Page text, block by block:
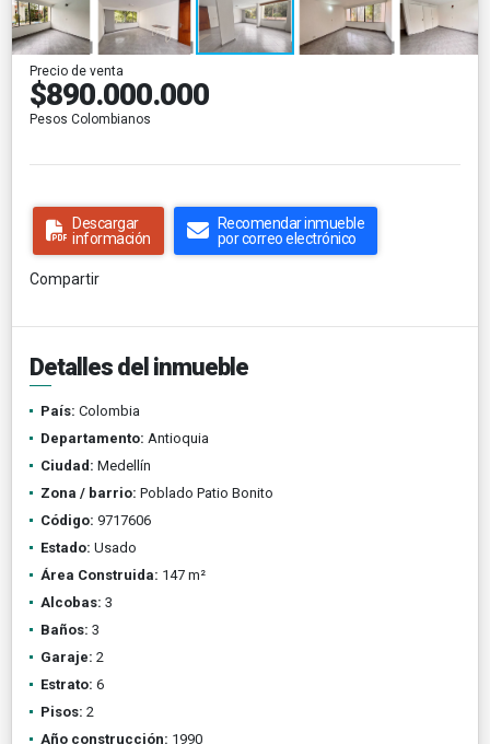
Precio de venta
$890.000.000
Pesos Colombianos
Descargar
información
Recomendar inmueble
por correo electrónico
Compartir
Detalles del inmueble
País: Colombia
Departamento: Antioquia
Ciudad: Medellín
Zona / barrio: Poblado Patio Bonito
Código: 9717606
Estado: Usado
Área Construida: 147 m²
Alcobas: 3
Baños: 3
Garaje: 2
Estrato: 6
Pisos: 2
Año construcción: 1990